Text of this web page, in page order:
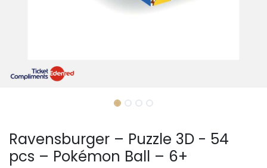
Ravensburger – Puzzle 3D - 54
pcs – Pokémon Ball – 6+